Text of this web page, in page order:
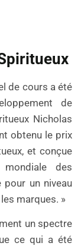
de cours a été
de
Nicholas
obtenu le prix
et conçue
des
pour un niveau
marques. »
un spectre
ce qui a été